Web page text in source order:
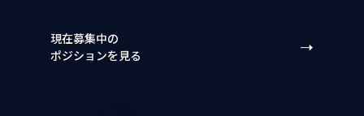
現在募集中の
ポジションを見る